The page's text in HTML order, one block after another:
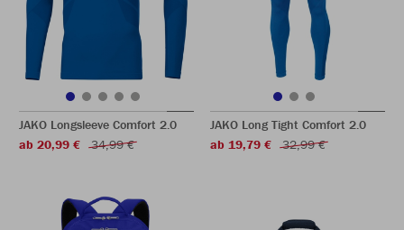
JAKO Longsleeve Comfort 2.0
ab 20,99 €
34,99 €
JAKO Long Tight Comfort 2.0
ab 19,79 €
32,99 €